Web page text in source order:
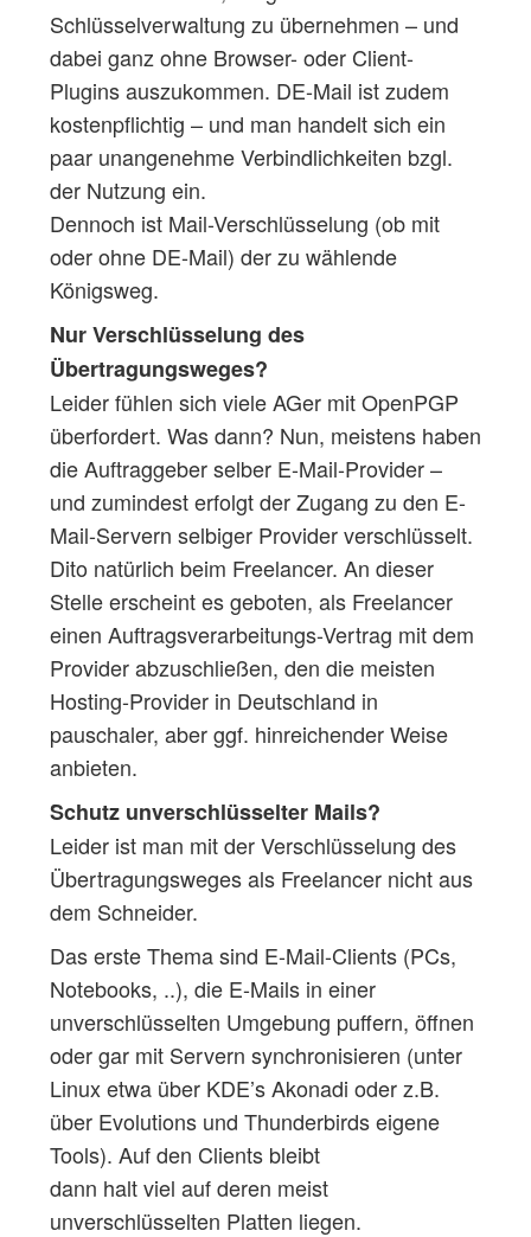
Schlüsselverwaltung zu übernehmen – und
dabei ganz ohne Browser- oder Client-
Plugins auszukommen. DE-Mail ist zudem
kostenpflichtig – und man handelt sich ein
paar unangenehme Verbindlichkeiten bzgl.
der Nutzung ein.
Dennoch ist Mail-Verschlüsselung (ob mit
oder ohne DE-Mail) der zu wählende
Königsweg.
Nur Verschlüsselung des
Übertragungsweges?
Leider fühlen sich viele AGer mit OpenPGP
überfordert. Was dann? Nun, meistens haben
die Auftraggeber selber E-Mail-Provider –
und zumindest erfolgt der Zugang zu den E-
Mail-Servern selbiger Provider verschlüsselt.
Dito natürlich beim Freelancer. An dieser
Stelle erscheint es geboten, als Freelancer
einen Auftragsverarbeitungs-Vertrag mit dem
Provider abzuschließen, den die meisten
Hosting-Provider in Deutschland in
pauschaler, aber ggf. hinreichender Weise
anbieten.
Schutz unverschlüsselter Mails?
Leider ist man mit der Verschlüsselung des
Übertragungsweges als Freelancer nicht aus
dem Schneider.
Das erste Thema sind E-Mail-Clients (PCs,
Notebooks, ..), die E-Mails in einer
unverschlüsselten Umgebung puffern, öffnen
oder gar mit Servern synchronisieren (unter
Linux etwa über KDE’s Akonadi oder z.B.
über Evolutions und Thunderbirds eigene
Tools). Auf den Clients bleibt
dann halt viel auf deren meist
unverschlüsselten Platten liegen.